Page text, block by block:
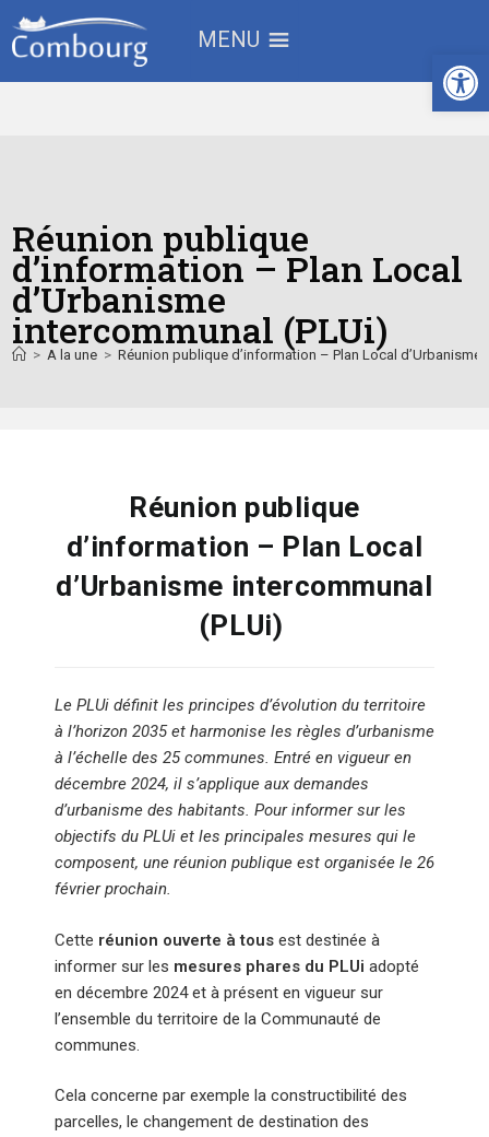
MENU
Réunion publique
d’information – Plan Local
d’Urbanisme
intercommunal (PLUi)
> A la une > Réunion publique d’information – Plan Local
Réunion publique
d’information – Plan Local
d’Urbanisme intercommunal
(PLUi)
Le PLUi définit les principes d’évolution du territoire
à l’horizon 2035 et harmonise les règles d’urbanisme
à l’échelle des 25 communes. Entré en vigueur en
décembre 2024, il s’applique aux demandes
d’urbanisme des habitants. Pour informer sur les
objectifs du PLUi et les principales mesures qui le
composent, une réunion publique est organisée le 26
février prochain.
Cette réunion ouverte à tous est destinée à
informer sur les mesures phares du PLUi adopté
en décembre 2024 et à présent en vigueur sur
l’ensemble du territoire de la Communauté de
communes.
Cela concerne par exemple la constructibilité des
parcelles, le changement de destination des